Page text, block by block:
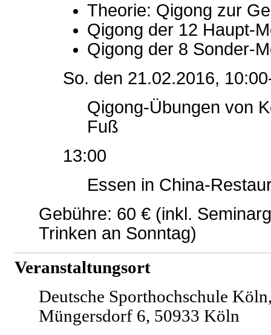
Theorie: Qigong zur
Qigong der 12 Haupt-
Qigong der 8 Sonder-
So. den 21.02.2016,
Qigong-Übungen von
Fuß
13:00
Essen in China-
Gebühre: 60 € (inkl.
Trinken an Sonntag)
Veranstaltungsort
Deutsche Sporthochschule
Müngersdorf 6, 50933 Köln